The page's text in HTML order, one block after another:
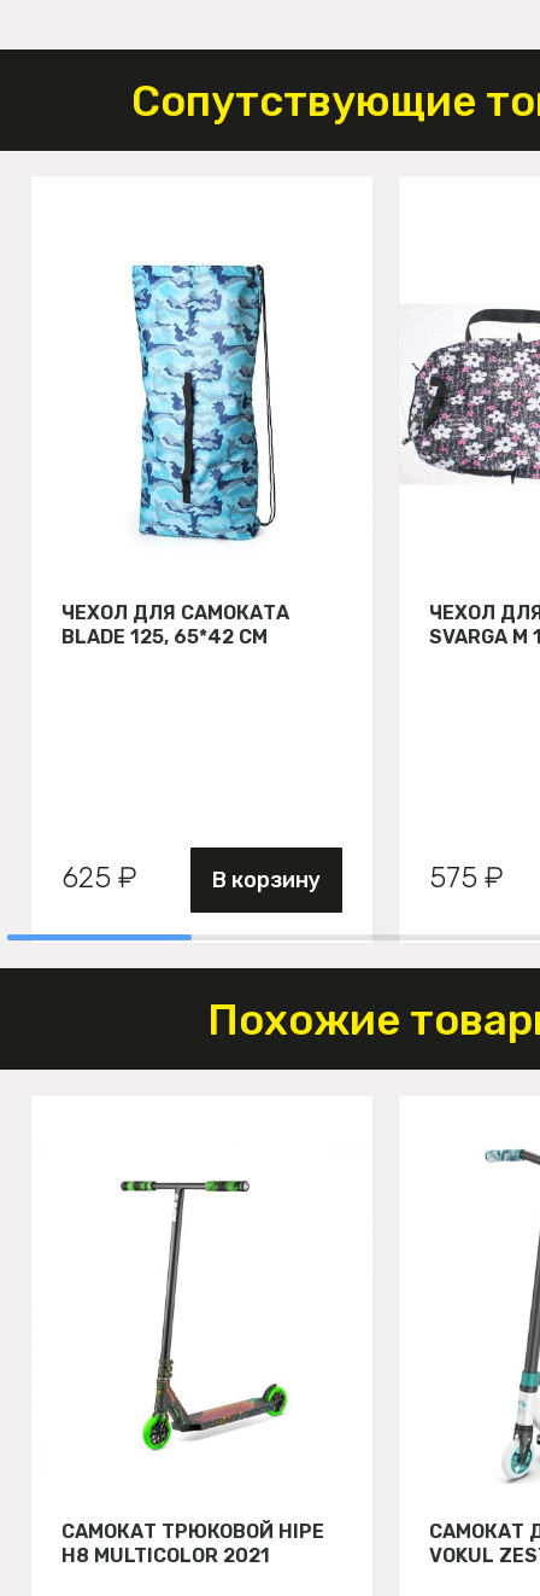
Сопутствующие
ЧЕХОЛ ДЛЯ САМОКАТА
BLADE 125, 65*42 СМ
625 ₽ В корзину
ЧЕХОЛ
SVARGA М
575 ₽
Похожие
САМОКАТ ТРЮКОВОЙ HIPE
H8 MULTICOLOR 2021
САМОКАТ
VOKUL